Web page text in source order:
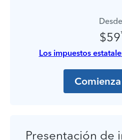
$59
Los impuestos
Presentación de